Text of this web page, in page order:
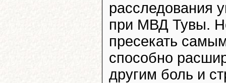
расследования
при МВД Тувы.
пресекать
способно
другим боль и